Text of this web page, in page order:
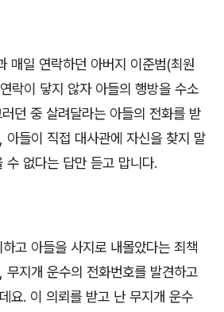
매일 연락하던 아버지 이준범(최원
락이 닿지 않자 아들의 행방을 수소
던 중 살려달라는 아들의 전화를 받
아들이 직접 대사관에 자신을 찾지 말
수 없다는 답만 듣고 맙니다.
고 아들을 사지로 내몰았다는 죄책
무지개 운수의 전화번호를 발견하고
요. 이 의뢰를 받고 난 무지개 운수